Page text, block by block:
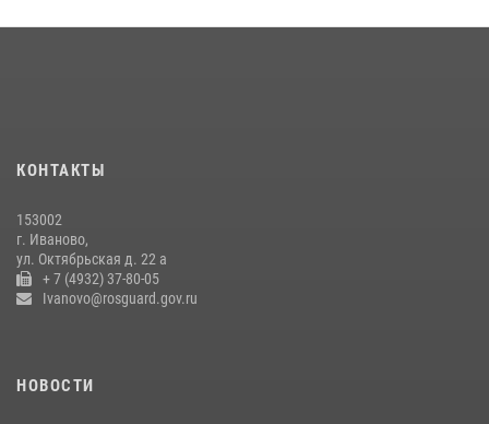
упаковок масла
Сотрудники вневедомственной охраны Росгвардии провели
16 июля 2026, 08:32
КОНТАКТЫ
153002
г. Иваново,
ул. Октябрьская д. 22 а
+ 7 (4932) 37-80-05
Ivanovo@rosguard.gov.ru
НОВОСТИ